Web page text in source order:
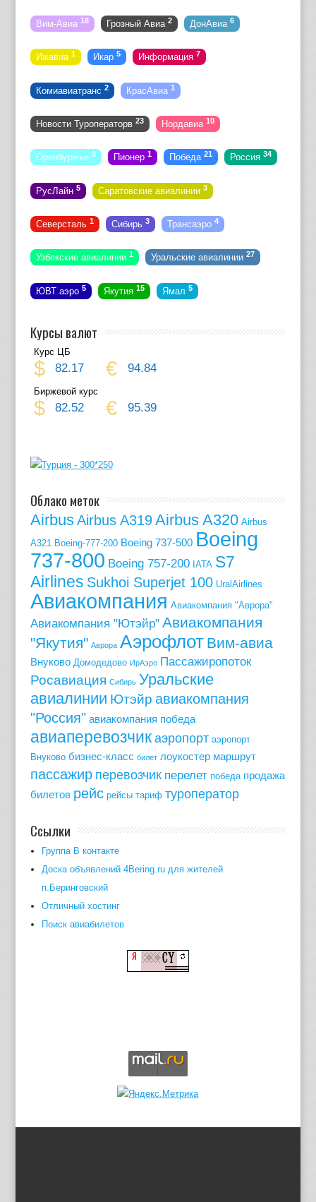
Вим-Авиа 18 Грозный Авиа 2 ДонАвиа 6
Ижавиа 1 Икар 5 Информация 7
Комиавиатранс 2 КрасАвиа 1
Новости Туроператорв 23 Нордавиа 10
Оренбуржье 3 Пионер 1 Победа 21 Россия 34
РусЛайн 5 Саратовские авиалинии 3
Северсталь 1 Сибирь 3 Трансаэро 4
Узбекские авиалинии 1 Уральские авиалинии 27
ЮВТ аэро 5 Якутия 15 Ямал 5
Курсы валют
Курс ЦБ
$ 82.17 € 94.84
Биржевой курс
$ 82.52 € 95.39
Облако меток
Airbus Airbus A319 Airbus A320 Airbus
A321 Boeing-777-200 Boeing 737-500 Boeing
737-800 Boeing 757-200 IATA S7
Airlines Sukhoi Superjet 100 UralAirlines
Авиакомпания Авиакомпания "Аврора"
Авиакомпания "Ютэйр" Авиакомпания
"Якутия" Аврора Аэрофлот Вим-авиа
Внуково Домодедово ИрАэро Пассажиропоток
Росавиация Сибирь Уральские
авиалинии Ютэйр авиакомпания
"Россия" авиакомпания победа
авиаперевозчик аэропорт аэропорт
Внуково бизнес-класс билет лоукостер маршрут
пассажир перевозчик перелет победа продажа
билетов рейс рейсы тариф туроператор
Ссылки
Группа В контакте
Доска объявлений 4Bering.ru для жителей
п.Беринговский
Отличный хостинг
Поиск авиабилетов